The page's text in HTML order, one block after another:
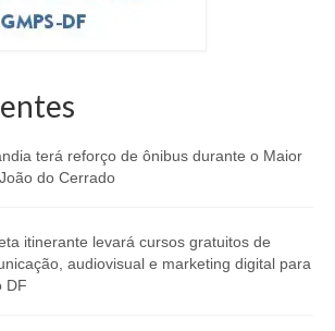
terá reforço de ônibus durante o Maior
do Cerrado
itinerante levará cursos gratuitos de
audiovisual e marketing digital para
DF